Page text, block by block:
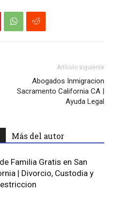
Artículo siguiente
Abogados Inmigracion
Sacramento California CA |
Ayuda Legal
Más del autor
Familia Gratis en San
| Divorcio, Custodia y